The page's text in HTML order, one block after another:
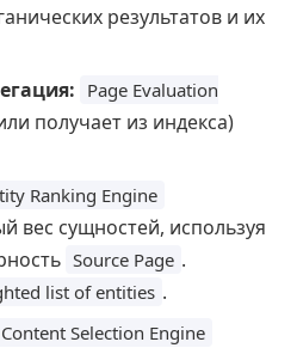
результатов и их
Page Evaluation
получает из индекса)
Ranking Engine
вес сущностей, используя
Source Page .
list of entities .
Content Selection Engine